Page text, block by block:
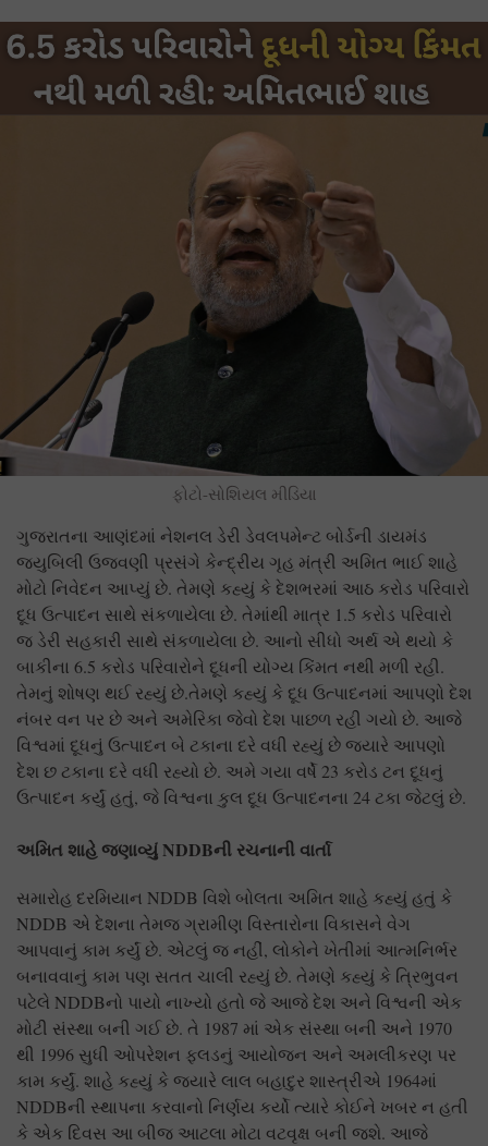
ફોટો-સોશિયલ મીડિયા
ગુજરાતના આણંદમાં નેશનલ ડેરી ડેવલપમેન્ટ બોર્ડની ડાયમંડ
જ્યુબિલી ઉજવણી પ્રસંગે કેન્દ્રીય ગૃહ મંત્રી અમિત ભાઈ શાહે
મોટો નિવેદન આપ્યું છે. તેમણે કહ્યું કે દેશભરમાં આઠ કરોડ પરિવારો
દૂધ ઉત્પાદન સાથે સંકળાયેલા છે. તેમાંથી માત્ર 1.5 કરોડ પરિવારો
જ ડેરી સહકારી સાથે સંકળાયેલા છે. આનો સીધો અર્થ એ થયો કે
બાકીના 6.5 કરોડ પરિવારોને દૂધની યોગ્ય કિંમત નથી મળી રહી.
તેમનું શોષણ થઈ રહ્યું છે.તેમણે કહ્યું કે દૂધ ઉત્પાદનમાં આપણો દેશ
નંબર વન પર છે અને અમેરિકા જેવો દેશ પાછળ રહી ગયો છે. આજે
વિશ્વમાં દૂધનું ઉત્પાદન બે ટકાના દરે વધી રહ્યું છે જ્યારે આપણો
દેશ છ ટકાના દરે વધી રહ્યો છે. અમે ગયા વર્ષે 23 કરોડ ટન દૂધનું
ઉત્પાદન કર્યું હતું, જે વિશ્વના કુલ દૂધ ઉત્પાદનના 24 ટકા જેટલું છે.
અમિત શાહે જણાવ્યું NDDBની રચનાની વાર્તા
સમારોહ દરમિયાન NDDB વિશે બોલતા અમિત શાહે કહ્યું હતું કે
NDDB એ દેશના તેમજ ગ્રામીણ વિસ્તારોના વિકાસને વેગ
આપવાનું કામ કર્યું છે. એટલું જ નહીં, લોકોને ખેતીમાં આત્મનિર્ભર
બનાવવાનું કામ પણ સતત ચાલી રહ્યું છે. તેમણે કહ્યું કે ત્રિભુવન
પટેલે NDDBનો પાયો નાખ્યો હતો જે આજે દેશ અને વિશ્વની એક
મોટી સંસ્થા બની ગઈ છે. તે 1987 માં એક સંસ્થા બની અને 1970
થી 1996 સુધી ઓપરેશન ફ્લડનું આયોજન અને અમલીકરણ પર
કામ કર્યું. શાહે કહ્યું કે જ્યારે લાલ બહાદુર શાસ્ત્રીએ 1964માં
NDDBની સ્થાપના કરવાનો નિર્ણય કર્યો ત્યારે કોઈને ખબર ન હતી
કે એક દિવસ આ બીજ આટલા મોટા વટવૃક્ષ બની જશે. આજે